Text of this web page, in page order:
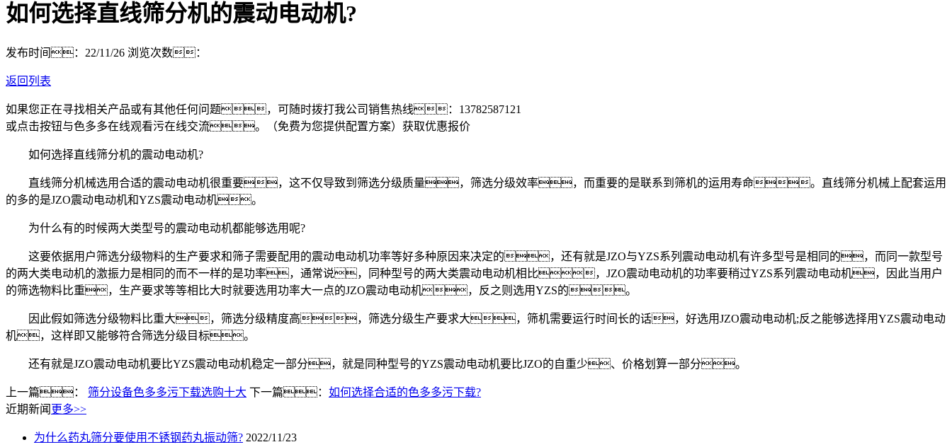
如何选择直线筛分机的震动电动机?
发布时间：22/11/26 浏览次数：
返回列表
如果您正在寻找相关产品或有其他任何问题，可随时拨打我公司销售热线： 13782587121
或点击按钮与色多多在线观看污在线交流。（免费为您提供配置方案） 获取优惠报价
如何选择直线筛分机的震动电动机?
直线筛分机械选用合适的震动电动机很重要，这不仅导致到筛选分级质量，筛选分级效率，而重要的是联系到筛机的运用寿命。直线筛分机械上配套运用
的多的是JZO震动电动机和YZS震动电动机。
为什么有的时候两大类型号的震动电动机都能够选用呢?
这要依据用户筛选分级物料的生产要求和筛子需要配用的震动电动机功率等好多种原因来决定的，还有就是JZO与YZS系列震动电动机有许多型号是相同的，而同一款型号
的两大类电动机的激振力是相同的而不一样的是功率，通常说，同种型号的两大类震动电动机相比，JZO震动电动机的功率要稍过YZS系列震动电动机，因此当用户
的筛选物料比重，生产要求等等相比大时就要选用功率大一点的JZO震动电动机，反之则选用YZS的。
因此假如筛选分级物料比重大，筛选分级精度高，筛选分级生产要求大，筛机需要运行时间长的话，好选用JZO震动电动机;反之能够选择用YZS震动电动
机，这样即又能够符合筛选分级目标。
还有就是JZO震动电动机要比YZS震动电动机稳定一部分，就是同种型号的YZS震动电动机要比JZO的自重少、价格划算一部分。
上一篇： 筛分设备色多多污下载选购十大 下一篇： 如何选择合适的色多多污下载?
近期新闻 更多>>
为什么药丸筛分要使用不锈钢药丸振动筛? 2022/11/23